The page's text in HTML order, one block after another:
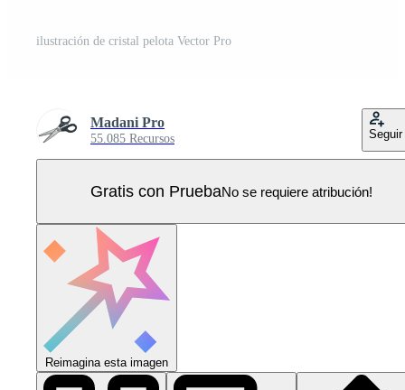
ilustración de cristal pelota Vector Pro
Madani Pro
55.085 Recursos Seguir
Gratis con PruebaNo se requiere atribución!
Reimagina esta imagen